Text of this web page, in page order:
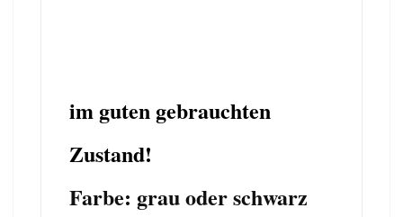
im guten gebrauchten
Zustand!
Farbe: grau oder schwarz